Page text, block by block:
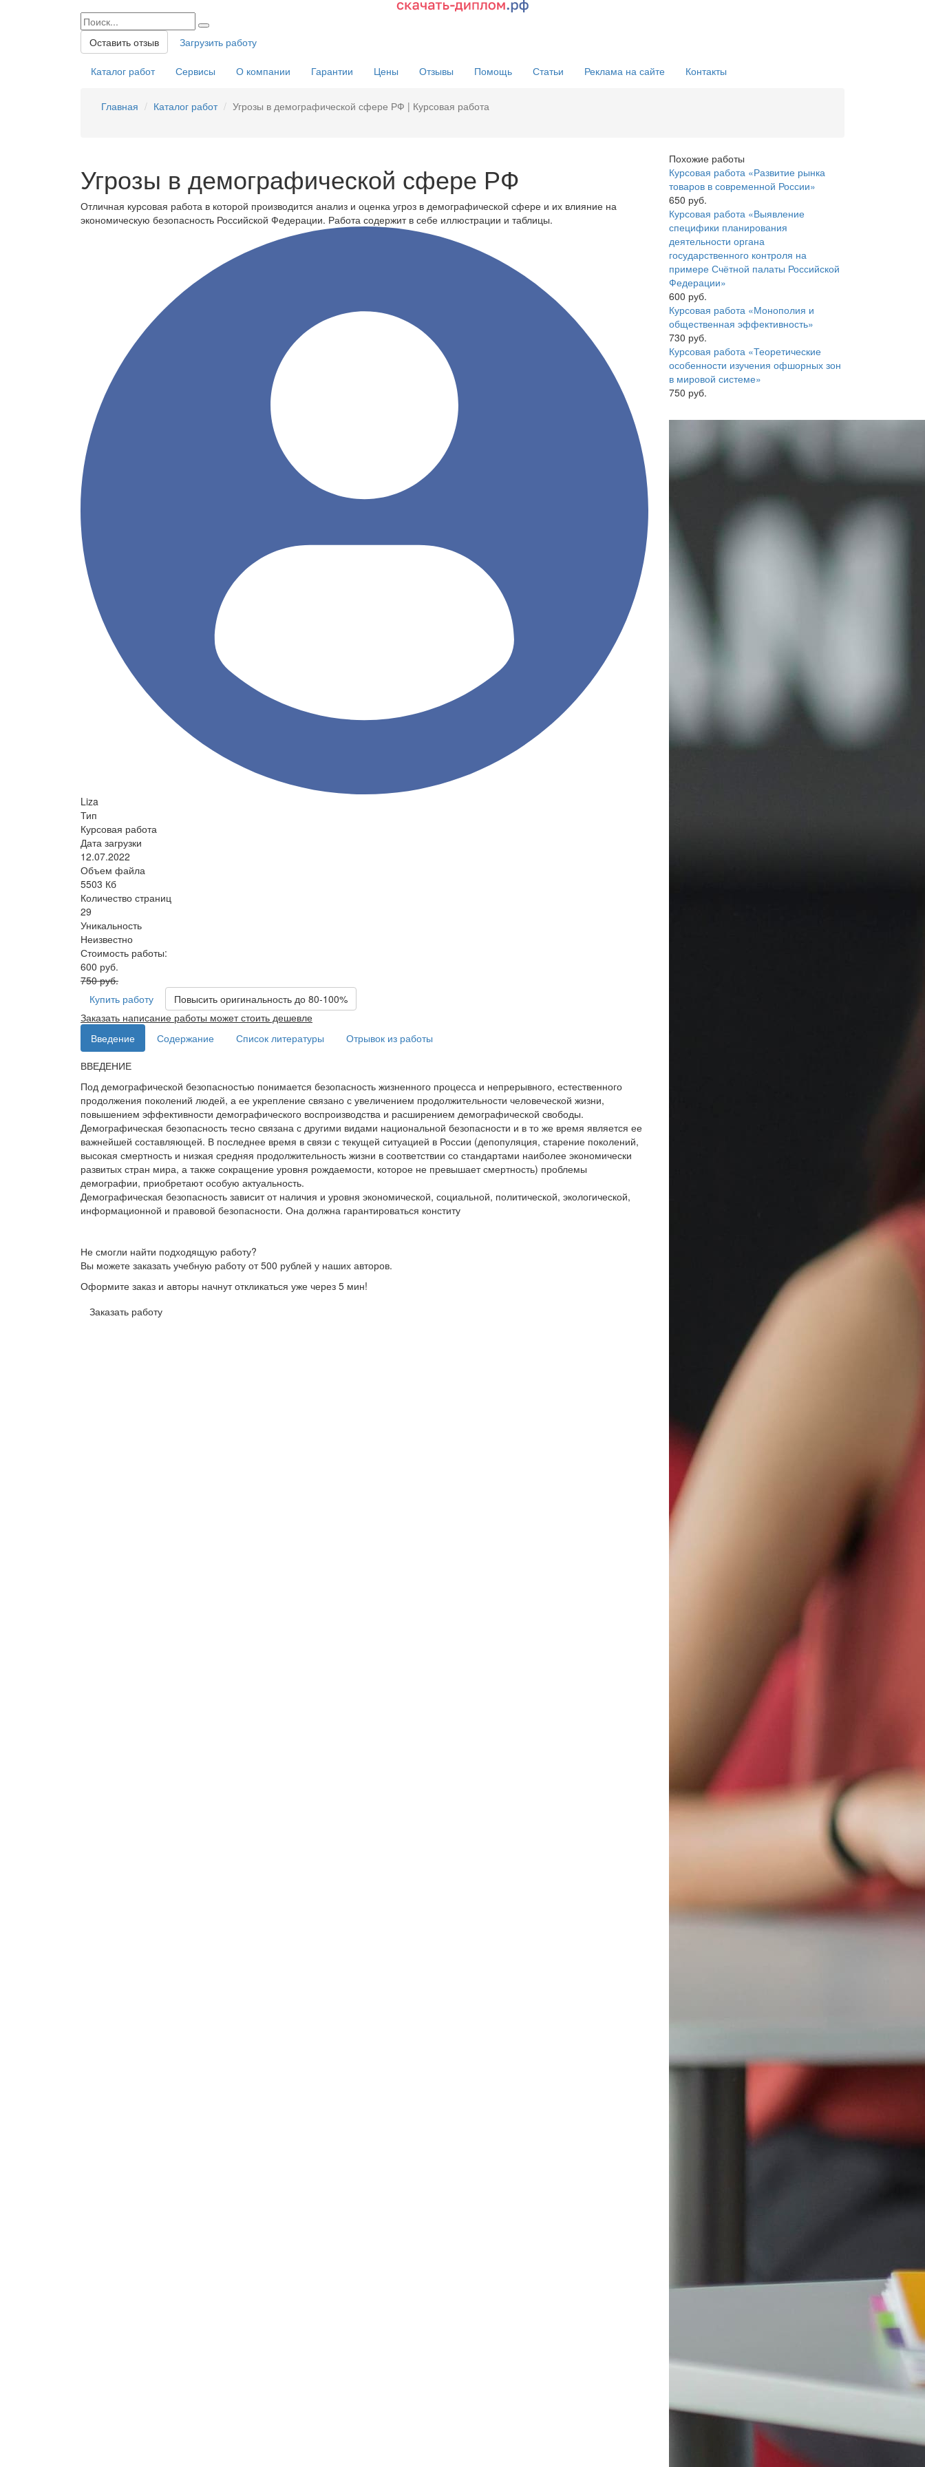
Оставить отзыв Загрузить работу
Каталог работ Сервисы О компании Гарантии Цены Отзывы Помощь Статьи Реклама на сайте Контакты
Главная Каталог работ Угрозы в демографической сфере РФ | Курсовая работа
Угрозы в демографической сфере РФ
Отличная курсовая работа в которой производится анализ и оценка угроз в демографической сфере и их влияние на
экономическую безопасность Российской Федерации. Работа содержит в себе иллюстрации и таблицы.
Liza
Тип
Курсовая работа
Дата загрузки
12.07.2022
Объем файла
5503 Кб
Количество страниц
29
Уникальность
Неизвестно
Стоимость работы:
600 руб.
750 руб.
Купить работу
Повысить оригинальность до 80-100%
Заказать написание работы может стоить дешевле
Введение
Содержание Список литературы
Отрывок из работы
ВВЕДЕНИЕ
Под демографической безопасностью понимается безопасность жизненного процесса и непрерывного, естественного
продолжения поколений людей, а ее укрепление связано с увеличением продолжительности человеческой жизни,
повышением эффективности демографического воспроизводства и расширением демографической свободы.
Демографическая безопасность тесно связана с другими видами национальной безопасности и в то же время является ее
важнейшей составляющей. В последнее время в связи с текущей ситуацией в России (депопуляция, старение поколений,
высокая смертность и низкая средняя продолжительность жизни в соответствии со стандартами наиболее экономически
развитых стран мира, а также сокращение уровня рождаемости, которое не превышает смертность) проблемы
демографии, приобретают особую актуальность.
Демографическая безопасность зависит от наличия и уровня экономической, социальной, политической, экологической,
информационной и правовой безопасности. Она должна гарантироваться конститу
Не смогли найти подходящую работу?
Вы можете заказать учебную работу от 500 рублей у наших авторов.
Оформите заказ и авторы начнут откликаться уже через 5 мин!
Заказать работу
Похожие работы
Курсовая работа «Развитие рынка
товаров в современной России»
650 руб.
Курсовая работа «Выявление
специфики планирования
деятельности органа
государственного контроля на
примере Счётной палаты Российской
Федерации»
600 руб.
Курсовая работа «Монополия и
общественная эффективность»
730 руб.
Курсовая работа «Теоретические
особенности изучения офшорных зон
в мировой системе»
750 руб.